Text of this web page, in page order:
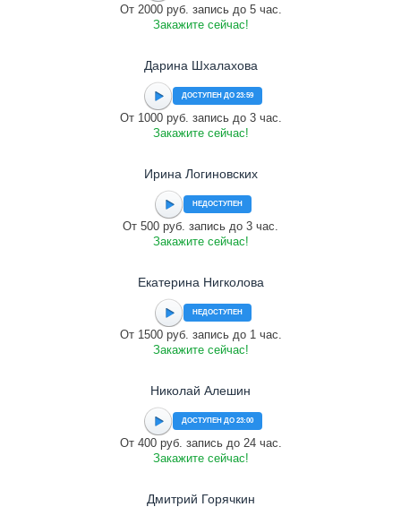
От 2000 руб. запись до 5 час.
Закажите сейчас!
Дарина Шхалахова
ДОСТУПЕН ДО 23:59
От 1000 руб. запись до 3 час.
Закажите сейчас!
Ирина Логиновских
НЕДОСТУПЕН
От 500 руб. запись до 3 час.
Закажите сейчас!
Екатерина Нигколова
НЕДОСТУПЕН
От 1500 руб. запись до 1 час.
Закажите сейчас!
Николай Алешин
ДОСТУПЕН ДО 23:00
От 400 руб. запись до 24 час.
Закажите сейчас!
Дмитрий Горячкин